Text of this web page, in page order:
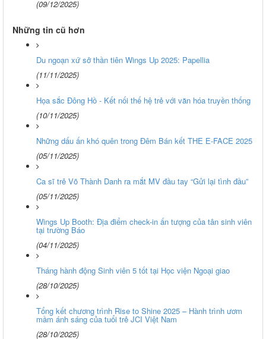
(09/12/2025)
Những tin cũ hơn
Du ngoạn xứ sở thần tiên Wings Up 2025: Papellia
(11/11/2025)
Họa sắc Đông Hồ - Kết nối thế hệ trẻ với văn hóa truyền thống
(10/11/2025)
Những dấu ấn khó quên trong Đêm Bán kết THE E-FACE 2025
(05/11/2025)
Ca sĩ trẻ Võ Thành Danh ra mắt MV đầu tay “Gửi lại tình đầu”
(05/11/2025)
Wings Up Booth: Địa điểm check-in ấn tượng của tân sinh viên
tại trường Báo
(04/11/2025)
Tháng hành động Sinh viên 5 tốt tại Học viện Ngoại giao
(28/10/2025)
Tổng kết chương trình Rise to Shine 2025 – Hành trình ươm
mầm ánh sáng của tuổi trẻ JCI Việt Nam
(28/10/2025)